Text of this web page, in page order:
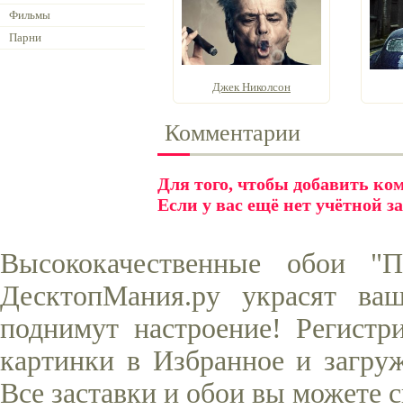
Фильмы
Парни
Джек Николсон
Комментарии
Для того, чтобы добавить
Если у вас ещё нет учётной
Высококачественные обои
ДесктопМания.ру украсят
поднимут настроение!
картинки в Избранное и
Все заставки и обои вы можете